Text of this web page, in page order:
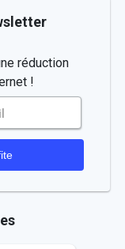
réduction
!